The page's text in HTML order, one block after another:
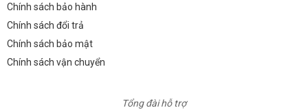
Chính sách bảo hành
Chính sách đổi trả
Chính sách bảo mật
Chính sách vận chuyển
Tổng đài hỗ trợ